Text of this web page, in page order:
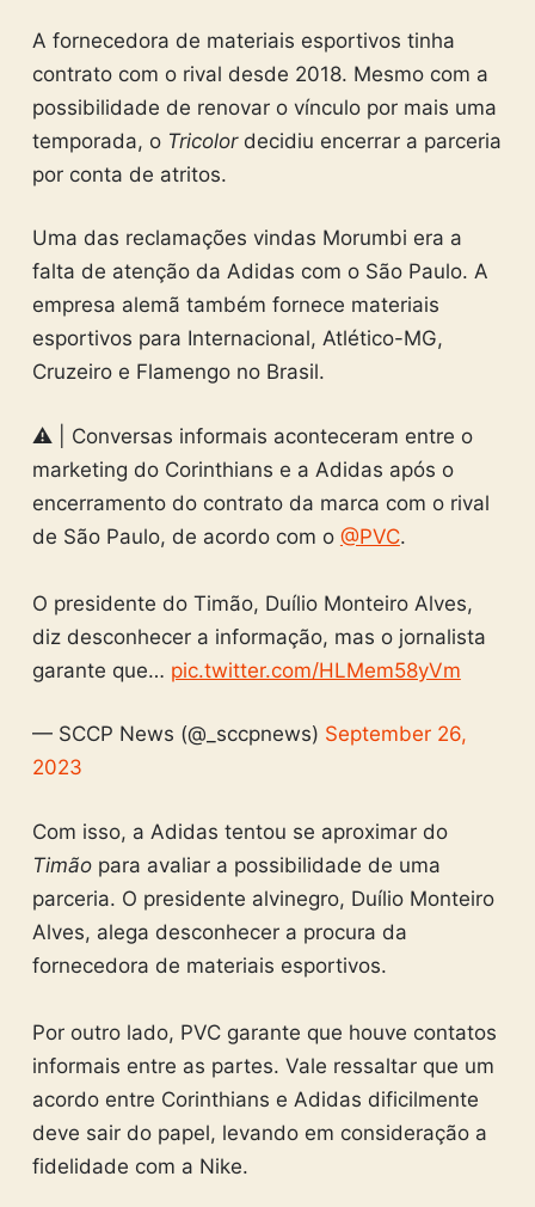
A fornecedora de materiais esportivos tinha
contrato com o rival desde 2018. Mesmo com a
possibilidade de renovar o vínculo por mais uma
temporada, o Tricolordecidiu encerrar a parceria
por conta de atritos.
Uma das reclamações vindas Morumbi era a
falta de atenção da Adidas com o São Paulo. A
empresa alemã também fornece materiais
esportivos para Internacional, Atlético-MG,
Cruzeiro e Flamengo no Brasil.
⚠️ | Conversas informais aconteceram entre o
marketing do Corinthians e a Adidas após o
encerramento do contrato da marca com o rival
de São Paulo, de acordo com o @PVC.
O presidente do Timão, Duílio Monteiro Alves,
diz desconhecer a informação, mas o jornalista
garante que… pic.twitter.com/HLMem58yVm
— SCCP News (@_sccpnews) September 26,
2023
Com isso, a Adidas tentou se aproximar do
Timãopara avaliar a possibilidade de uma
parceria. O presidente alvinegro, Duílio Monteiro
Alves, alega desconhecer a procura da
fornecedora de materiais esportivos.
Por outro lado, PVC garante que houve contatos
informais entre as partes. Vale ressaltar que um
acordo entre Corinthians e Adidas dificilmente
deve sair do papel, levando em consideração a
fidelidade com a Nike.